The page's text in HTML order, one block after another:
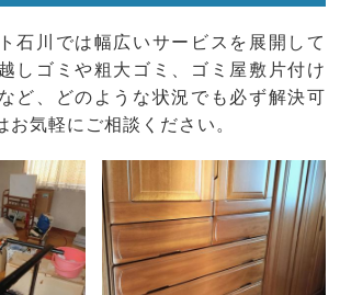
石川では幅広いサービスを展開して
しゴミや粗大ゴミ、ゴミ屋敷片付け
ど、どのような状況でも必ず解決可
お気軽にご相談ください。